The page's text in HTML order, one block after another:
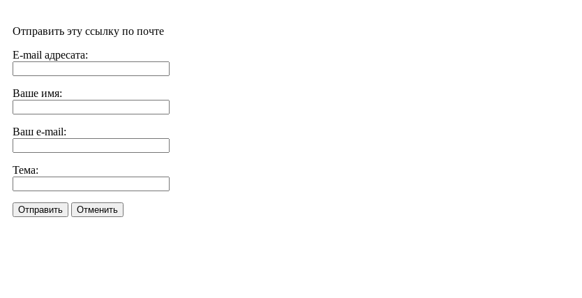
Отправить эту ссылку по почте
E-mail адресата:
Ваше имя:
Ваш e-mail:
Тема:
Отправить Отменить